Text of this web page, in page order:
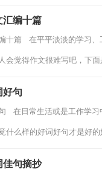
汇编十篇
十篇 在平平淡淡的学习
会觉得作文很难写吧，下面
好句
在日常生活或是工作学习
什么样的好词好句才是好的
佳句摘抄